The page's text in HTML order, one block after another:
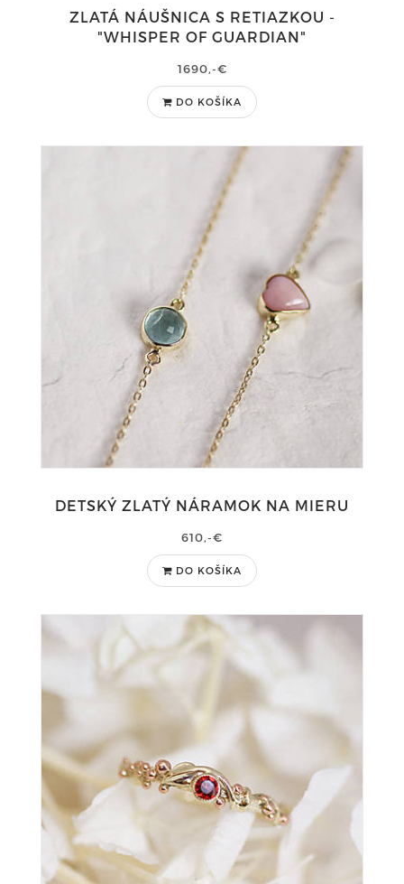
ZLATÁ NÁUŠNICA S RETIAZKOU -
"WHISPER OF GUARDIAN"
1690,-€
DO KOŠÍKA
DETSKÝ ZLATÝ NÁRAMOK NA MIERU
610,-€
DO KOŠÍKA